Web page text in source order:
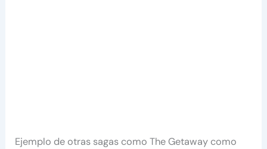
Ejemplo de otras sagas como The Getaway como